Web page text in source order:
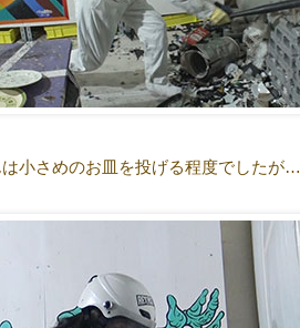
小さめのお皿を投げる程度でしたが…